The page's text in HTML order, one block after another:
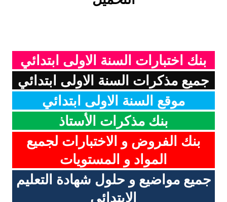
بنك اختبارات السنة الاولى ابتدائي
جميع مذكرات السنة الاولى ابتدائي
موقع السنة الاولى ابتدائي
بنك مذكرات الأستاذ
بنك الفروض و الاختبارات لجميع
المواد و المستويات
جميع مواضيع و حلول شهادة التعليم
الابتدائي